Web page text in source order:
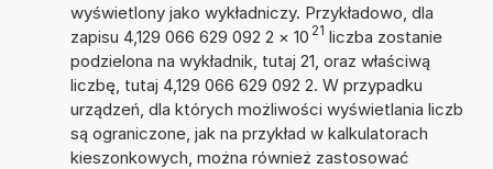
wyświetlony jako wykładniczy. Przykładowo, dla
zapisu 4,129 066 629 092 2 × 10 21 liczba zostanie
podzielona na wykładnik, tutaj 21, oraz właściwą
liczbę, tutaj 4,129 066 629 092 2. W przypadku
urządzeń, dla których możliwości wyświetlania liczb
są ograniczone, jak na przykład w kalkulatorach
kieszonkowych, można również zastosować